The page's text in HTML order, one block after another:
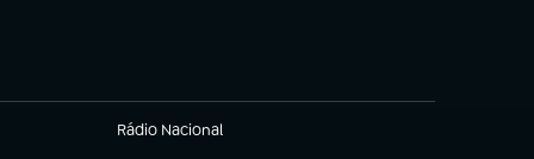
Rádio Nacional